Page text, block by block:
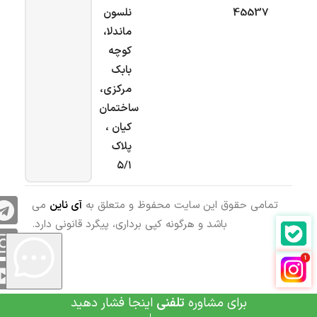
45537
نلسون
ماندلا،
کوچه
بابک
مرکزی،
ساختمان
کیان ،
پلاک
۵/۱
تمامی حقوق این سایت محفوظ و متعلق به آی ناین می
باشد و هرگونه کپی برداری، پیگرد قانونی دارد.
برای مشاوره تلفنی اینجا فشار دهید